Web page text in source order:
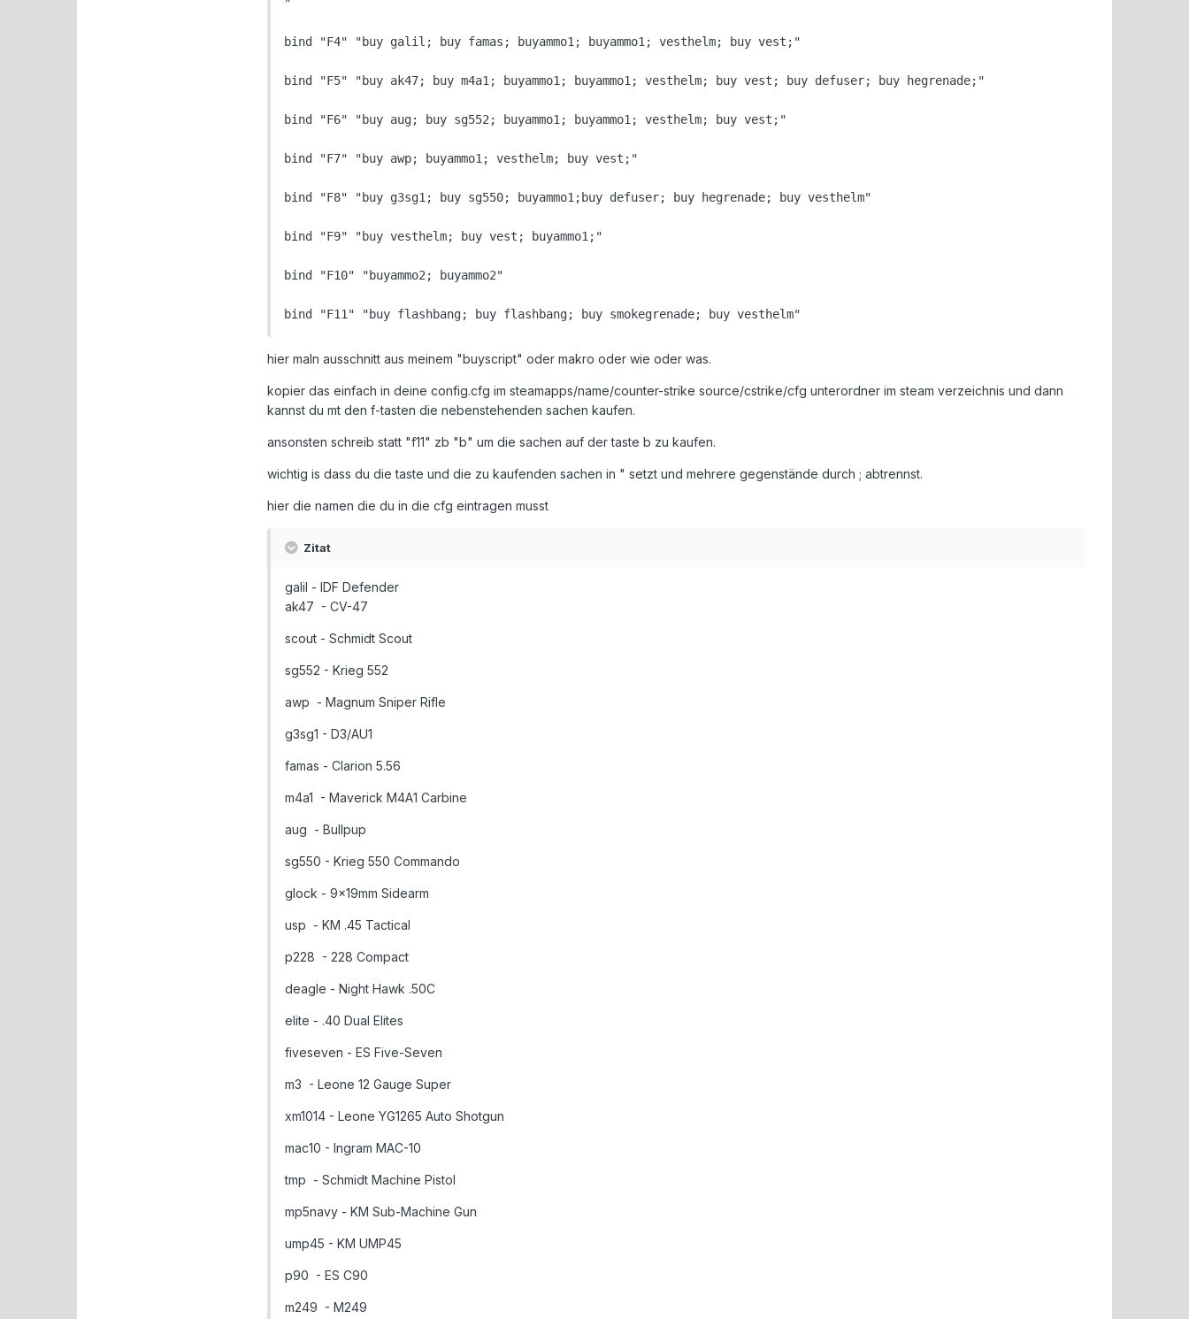
"
bind "F4" "buy galil; buy famas; buyammo1; buyammo1; vesthelm; buy vest;"
bind "F5" "buy ak47; buy m4a1; buyammo1; buyammo1; vesthelm; buy vest; buy defuser; buy hegrenade;"
bind "F6" "buy aug; buy sg552; buyammo1; buyammo1; vesthelm; buy vest;"
bind "F7" "buy awp; buyammo1; vesthelm; buy vest;"
bind "F8" "buy g3sg1; buy sg550; buyammo1;buy defuser; buy hegrenade; buy vesthelm"
bind "F9" "buy vesthelm; buy vest; buyammo1;"
bind "F10" "buyammo2; buyammo2"
bind "F11" "buy flashbang; buy flashbang; buy smokegrenade; buy vesthelm"
hier maln ausschnitt aus meinem "buyscript" oder makro oder wie oder was.
kopier das einfach in deine config.cfg im steamapps/name/counter-strike source/cstrike/cfg unterordner im steam verzeichnis und dann
kannst du mt den f-tasten die nebenstehenden sachen kaufen.
ansonsten schreib statt "f11" zb "b" um die sachen auf der taste b zu kaufen.
wichtig is dass du die taste und die zu kaufenden sachen in " setzt und mehrere gegenstände durch ; abtrennst.
hier die namen die du in die cfg eintragen musst
Zitat
galil - IDF Defender
ak47 - CV-47
scout - Schmidt Scout
sg552 - Krieg 552
awp - Magnum Sniper Rifle
g3sg1 - D3/AU1
famas - Clarion 5.56
m4a1 - Maverick M4A1 Carbine
aug - Bullpup
sg550 - Krieg 550 Commando
glock - 9x19mm Sidearm
usp - KM .45 Tactical
p228 - 228 Compact
deagle - Night Hawk .50C
elite - .40 Dual Elites
fiveseven - ES Five-Seven
m3 - Leone 12 Gauge Super
xm1014 - Leone YG1265 Auto Shotgun
mac10 - Ingram MAC-10
tmp - Schmidt Machine Pistol
mp5navy - KM Sub-Machine Gun
ump45 - KM UMP45
p90 - ES C90
m249 - M249